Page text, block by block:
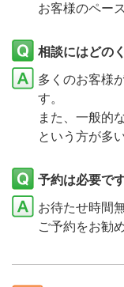
お客様のペー
相談にはどの
多くのお客様
す。
また、一般的
という方が多
予約は必要で
お待たせ時間
ご予約をお勧